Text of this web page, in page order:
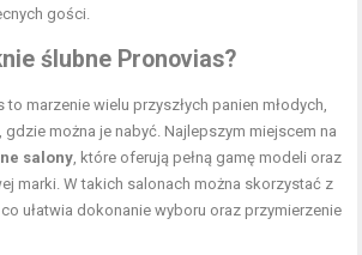
gości.
ślubne Pronovias?
to marzenie wielu przyszłych panien młodych,
można je nabyć. Najlepszym miejscem na
salony, które oferują pełną gamę modeli oraz
marki. W takich salonach można skorzystać z
ułatwia dokonanie wyboru oraz przymierzenie